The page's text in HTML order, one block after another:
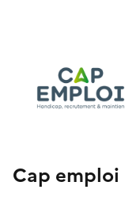
Cap emploi